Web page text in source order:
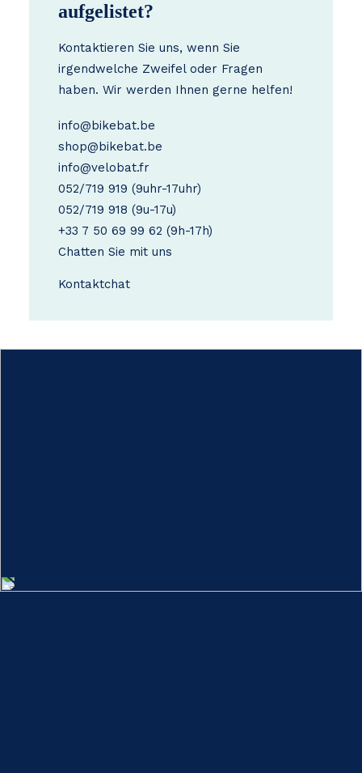
aufgelistet?
Kontaktieren Sie uns, wenn Sie
irgendwelche Zweifel oder Fragen
haben. Wir werden Ihnen gerne helfen!
info@bikebat.be
shop@bikebat.be
info@velobat.fr
052/719 919 (9uhr-17uhr)
052/719 918 (9u-17u)
+33 7 50 69 99 62 (9h-17h)
Chatten Sie mit uns
Kontaktchat